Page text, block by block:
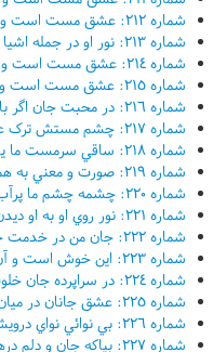
شماره ٢١٢: عشق مست است و عقل مخمور است
شماره ٢١٣: نور او در جمله اشيا ظاهر است
شماره ٢١٤: عشق مست است و عقل مخمور است
شماره ٢١٥: عشق مست است و عقل مخمور است
شماره ٢١٦: در محبت جان اگر بازي خوش است
شماره ٢١٧: چشم مستش ترک عياري خوش است
شماره ٢١٨: ساقي سرمست ما ياري خوش است
شماره ٢١٩: صورت و معني به همديگر خوش است
شماره ٢٢٠: چشمه چشم ما پرآب خوش است
شماره ٢٢١: نور روي او به او ديدن خوش است
شماره ٢٢٢: جان من در خدمت جاني خوش است
شماره ٢٢٣: اين خوش است و آن خوش است و اين و آن با هم خوش است
شماره ٢٢٤: در سراپرده جان خلوت جانانه خوش است
شماره ٢٢٥: عشق جانان در ميان جان خوش است
شماره ٢٢٦: بي نوائي نواي درويش است
شماره ٢٢٧: بياکه جان و دلم درهواي درويش است